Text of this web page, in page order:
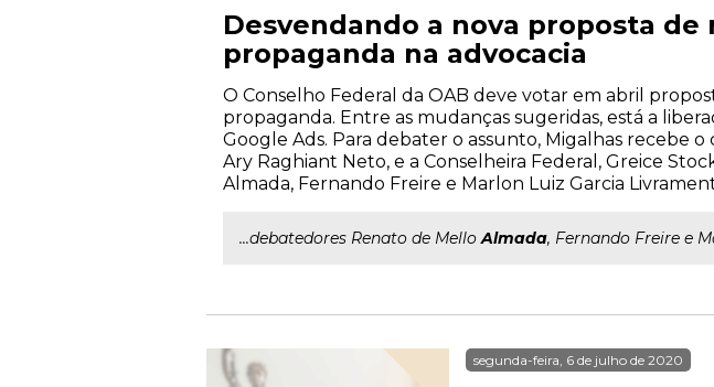
Desvendando a nova proposta
propaganda na advocacia
O Conselho Federal da OAB deve votar em abril
propaganda. Entre as mudanças sugeridas, está a
Google Ads. Para debater o assunto, Migalhas recebe
Ary Raghiant Neto, e a Conselheira Federal, Greice
Almada, Fernando Freire e Marlon Luiz Garcia
...debatedores Renato de MelloAlmada, Fernando Freire e
segunda-feira, 6 de julho de 2020